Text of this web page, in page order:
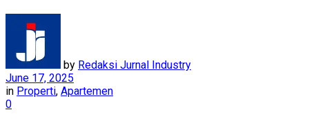
by Redaksi Jurnal Industry
June 17, 2025
in Properti, Apartemen
0